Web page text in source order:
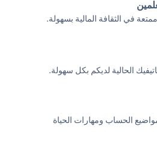
في الثقافة المالية بسهولة.
الحالية لديكم بكل سهولة.
الحساب ومهارات الحياة